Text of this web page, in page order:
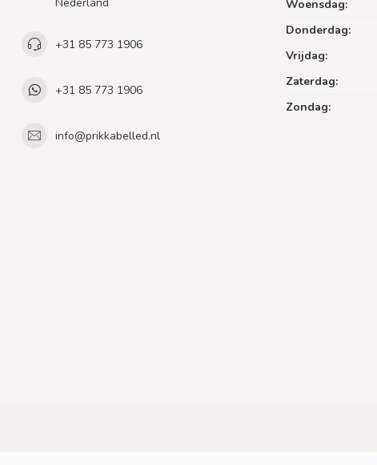
Nederland
+31 85 773 1906
+31 85 773 1906
info@prikkabelled.nl
Woensdag:
Donderdag:
Vrijdag:
Zaterdag:
Zondag: